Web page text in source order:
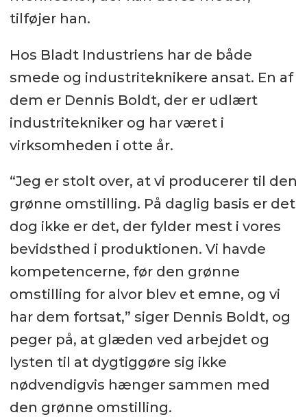
tilføjer han.
Hos Bladt Industriens har de både
smede og industriteknikere ansat. En af
dem er Dennis Boldt, der er udlært
industritekniker og har været i
virksomheden i otte år.
“Jeg er stolt over, at vi producerer til den
grønne omstilling. På daglig basis er det
dog ikke er det, der fylder mest i vores
bevidsthed i produktionen. Vi havde
kompetencerne, før den grønne
omstilling for alvor blev et emne, og vi
har dem fortsat,” siger Dennis Boldt, og
peger på, at glæden ved arbejdet og
lysten til at dygtiggøre sig ikke
nødvendigvis hænger sammen med
den grønne omstilling.